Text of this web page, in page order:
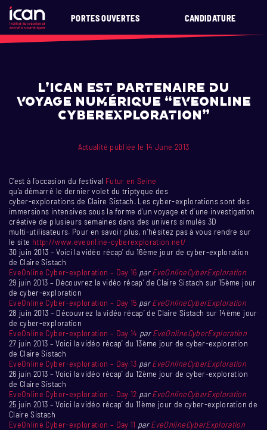
PORTES OUVERTES CANDIDATURE
L’ICAN est partenaire du
voyage numérique “EveOnline
CyberExploration”
Actualité publiée le 14 June 2013
C’est à l’occasion du festival Futur en Seine
qu’a démarré le dernier volet du triptyque des
cyber-explorations de Claire Sistach. Les cyber-explorations sont des
immersions intensives sous la forme d’un voyage et d’une investigation
créative de plusieurs semaines dans des univers simulés 3D
multi-utilisateurs. Pour en savoir plus, n’hésitez pas à vous rendre sur
le site http://www.eveonline-cyberexploration.net/
30 juin 2013 – Voici la vidéo récap’ du 16ème jour de cyber-exploration
de Claire Sistach
EveOnline Cyber-exploration – Day 16 parEveOnlineCyberExploration
29 juin 2013 – Découvrez la vidéo récap’ de Claire Sistach sur 15ème jour
de cyber-exploration
EveOnline Cyber-exploration – Day 15 parEveOnlineCyberExploration
28 juin 2013 – Découvrez la vidéo récap’ de Claire Sistach sur 14ème jour
de cyber-exploration
EveOnline Cyber-exploration – Day 14 parEveOnlineCyberExploration
27 juin 2013 – Voici la vidéo récap’ du 13ème jour de cyber-exploration
de Claire Sistach
EveOnline Cyber-exploration – Day 13 parEveOnlineCyberExploration
26 juin 2013 – Voici la vidéo récap’ du 12ème jour de cyber-exploration
de Claire Sistach
EveOnline Cyber-exploration – Day 12 parEveOnlineCyberExploration
25 juin 2013 – Voici la vidéo récap’ du 11ème jour de cyber-exploration de
Claire Sistach
EveOnline Cyber-exploration – Day 11 parEveOnlineCyberExploration